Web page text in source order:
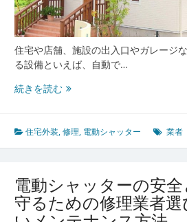
た
め
秘
訣
住宅や店舗、施設の出入口やガレージ
る設備といえば、自動で…
続きを読む電
ャ
ッ
の
安
全
住宅外装,修理, 電動シャッター 業者
電動シャッターの安
守るための修理業者選